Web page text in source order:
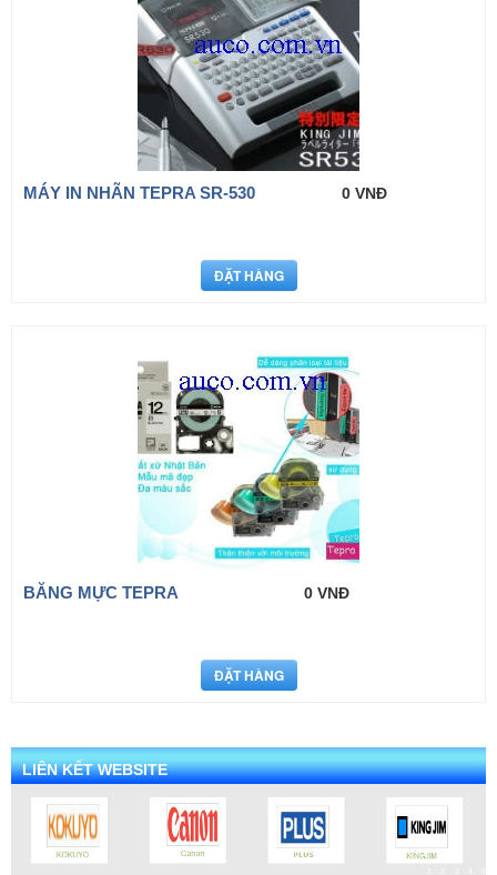
MÁY IN NHÃN TEPRA SR-530 0 VNĐ
BĂNG MỰC TEPRA 0 VNĐ
LIÊN KẾT WEBSITE